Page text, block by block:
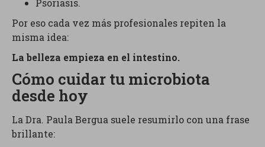
Por eso cada vez más profesionales repiten la
misma idea:
La belleza empieza en el intestino.
Cómo cuidar tu microbiota
desde hoy
La Dra. Paula Bergua suele resumirlo con una frase
brillante: